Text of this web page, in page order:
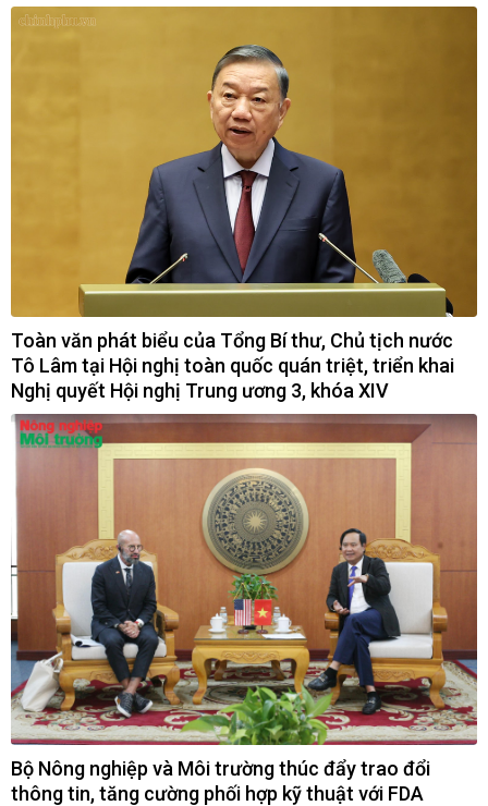
Toàn văn phát biểu của Tổng Bí thư, Chủ tịch nước
Tô Lâm tại Hội nghị toàn quốc quán triệt, triển khai
Nghị quyết Hội nghị Trung ương 3, khóa XIV
Bộ Nông nghiệp và Môi trường thúc đẩy trao đổi
thông tin, tăng cường phối hợp kỹ thuật với FDA